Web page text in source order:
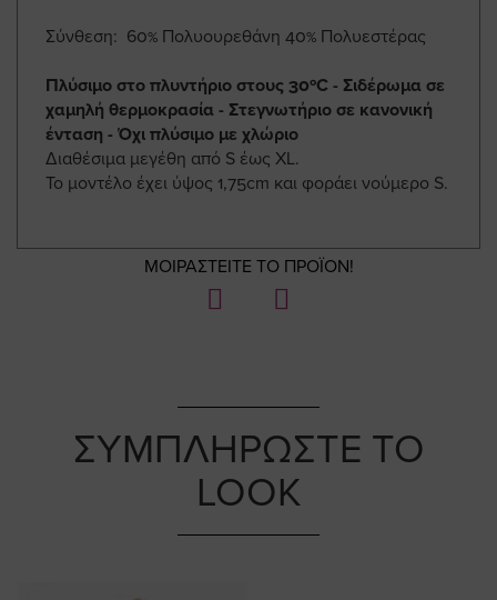
Σύνθεση: 60% Πολυουρεθάνη 40% Πολυεστέρας
Πλύσιμο στο πλυντήριο στους 30ºC - Σιδέρωμα σε
χαμηλή θερμοκρασία - Στεγνωτήριο σε κανονική
ένταση - Όχι πλύσιμο με χλώριο
Διαθέσιμα μεγέθη από S έως XL.
Το μοντέλο έχει ύψος 1,75cm και φοράει νούμερο S.
ΜΟΙΡΑΣΤΕΙΤΕ ΤΟ ΠΡΟΪΟΝ!
ΣΥΜΠΛΗΡΩΣΤΕ ΤΟ
LOOK